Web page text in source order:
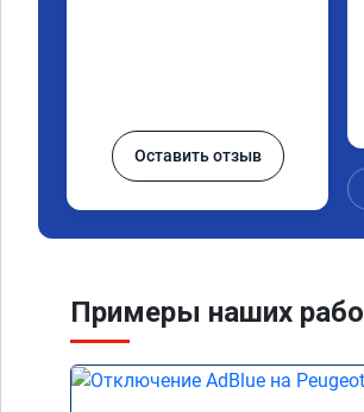
Оставить отзыв
Примеры наших